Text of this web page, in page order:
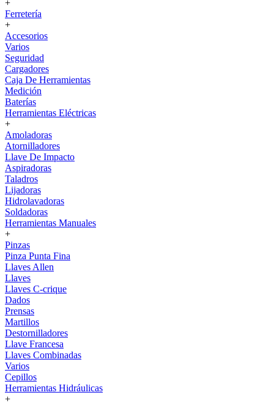
+
Ferretería
+
Accesorios
Varios
Seguridad
Cargadores
Caja De Herramientas
Medición
Baterías
Herramientas Eléctricas
+
Amoladoras
Atornilladores
Llave De Impacto
Aspiradoras
Taladros
Lijadoras
Hidrolavadoras
Soldadoras
Herramientas Manuales
+
Pinzas
Pinza Punta Fina
Llaves Allen
Llaves
Llaves C-crique
Dados
Prensas
Martillos
Destornilladores
Llave Francesa
Llaves Combinadas
Varios
Cepillos
Herramientas Hidráulicas
+